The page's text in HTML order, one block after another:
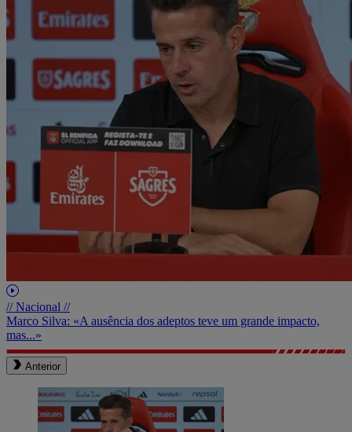
// Nacional //
Marco Silva: «A ausência dos adeptos teve um grande impacto,
mas...»
Anterior